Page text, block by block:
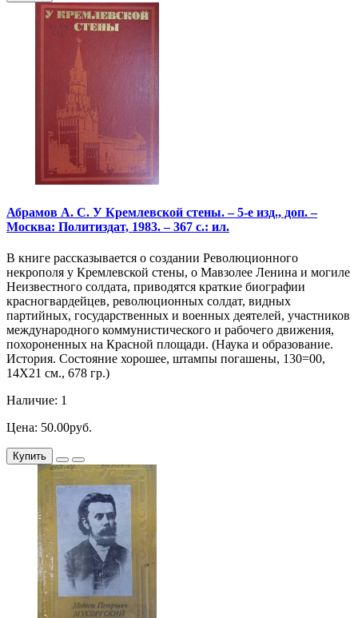
Абрамов А. С. У Кремлевской стены. – 5-е изд., доп. –
Москва: Политиздат, 1983. – 367 с.: ил.
В книге рассказывается о создании Революционного
некрополя у Кремлевской стены, о Мавзолее Ленина и могиле
Неизвестного солдата, приводятся краткие биографии
красногвардейцев, революционных солдат, видных
партийных, государственных и военных деятелей, участников
международного коммунистического и рабочего движения,
похороненных на Красной площади. (Наука и образование.
История. Состояние хорошее, штампы погашены, 130=00,
14Х21 см., 678 гр.)
Наличие: 1
Цена: 50.00руб.
Купить